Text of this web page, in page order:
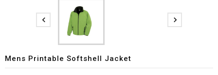
 
Mens Printable Softshell Jacket